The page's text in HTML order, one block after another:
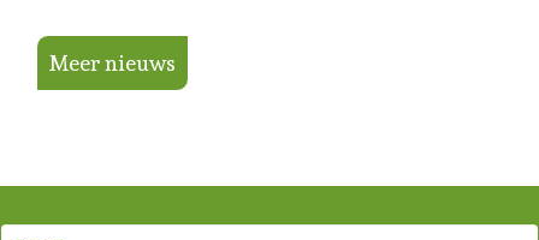
Meer nieuws